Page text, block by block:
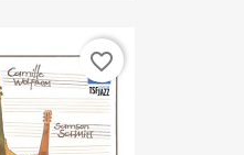
favorite_border